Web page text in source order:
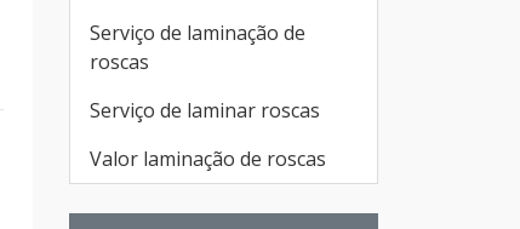
Serviço de laminação de
roscas
Serviço de laminar roscas
Valor laminação de roscas